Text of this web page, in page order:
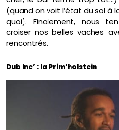
(quand on voit l’état du sol à
quoi). Finalement, nous
croiser nos belles vaches
rencontrés.
Dub Inc’ : la Prim’holstein